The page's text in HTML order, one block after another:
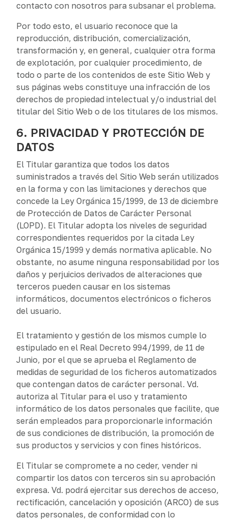
contacto con nosotros para subsanar el problema.
Por todo esto, el usuario reconoce que la
reproducción, distribución, comercialización,
transformación y, en general, cualquier otra forma
de explotación, por cualquier procedimiento, de
todo o parte de los contenidos de este Sitio Web y
sus páginas webs constituye una infracción de los
derechos de propiedad intelectual y/o industrial del
titular del Sitio Web o de los titulares de los mismos.
6. PRIVACIDAD Y PROTECCIÓN DE
DATOS
El Titular garantiza que todos los datos
suministrados a través del Sitio Web serán utilizados
en la forma y con las limitaciones y derechos que
concede la Ley Orgánica 15/1999, de 13 de diciembre
de Protección de Datos de Carácter Personal
(LOPD). El Titular adopta los niveles de seguridad
correspondientes requeridos por la citada Ley
Orgánica 15/1999 y demás normativa aplicable. No
obstante, no asume ninguna responsabilidad por los
daños y perjuicios derivados de alteraciones que
terceros pueden causar en los sistemas
informáticos, documentos electrónicos o ficheros
del usuario.
El tratamiento y gestión de los mismos cumple lo
estipulado en el Real Decreto 994/1999, de 11 de
Junio, por el que se aprueba el Reglamento de
medidas de seguridad de los ficheros automatizados
que contengan datos de carácter personal. Vd.
autoriza al Titular para el uso y tratamiento
informático de los datos personales que facilite, que
serán empleados para proporcionarle información
de sus condiciones de distribución, la promoción de
sus productos y servicios y con fines históricos.
El Titular se compromete a no ceder, vender ni
compartir los datos con terceros sin su aprobación
expresa. Vd. podrá ejercitar sus derechos de acceso,
rectificación, cancelación y oposición (ARCO) de sus
datos personales, de conformidad con lo